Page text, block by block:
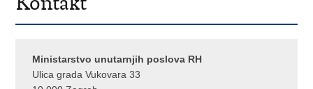
Ministarstvo unutarnjih poslova RH
Ulica grada Vukovara 33